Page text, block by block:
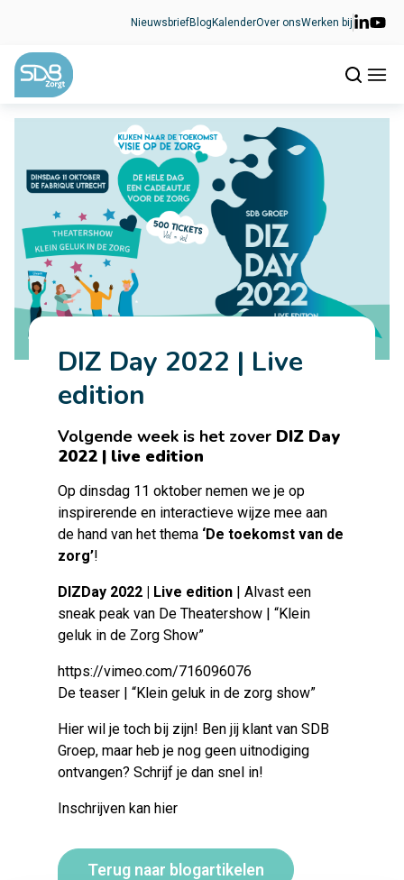
NieuwsbriefBlog KalenderOver onsWerken bij
DIZ Day 2022 | Live
edition
Volgende week is het zover DIZ Day
2022 | live edition
Op dinsdag 11 oktober nemen we je op
inspirerende en interactieve wijze mee aan
de hand van het thema ‘De toekomst van de
zorg’!
DIZDay 2022 | Live edition | Alvast een
sneak peak van De Theatershow | “Klein
geluk in de Zorg Show”
https://vimeo.com/716096076
De teaser | “Klein geluk in de zorg show”
Hier wil je toch bij zijn! Ben jij klant van SDB
Groep, maar heb je nog geen uitnodiging
ontvangen? Schrijf je dan snel in!
Inschrijven kan hier
Terug naar blogartikelen